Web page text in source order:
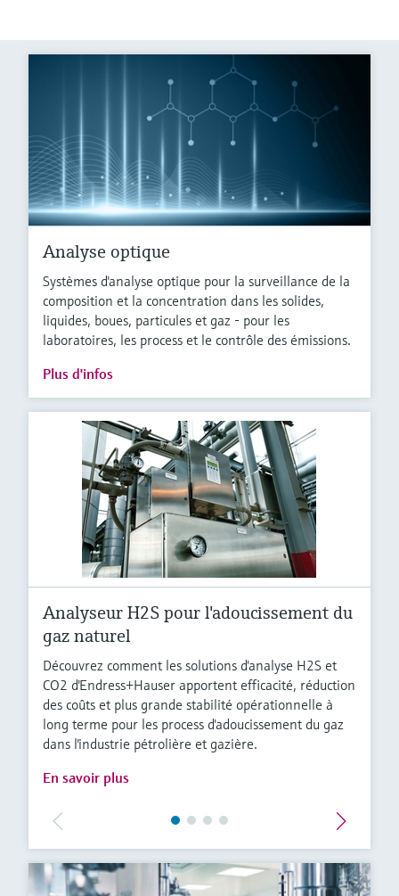
Analyse optique
Systèmes d'analyse optique pour la surveillance de la
composition et la concentration dans les solides,
liquides, boues, particules et gaz - pour les
laboratoires, les process et le contrôle des émissions.
Plus d'infos
Analyseur H2S pour l'adoucissement du
gaz naturel
Découvrez comment les solutions d'analyse H2S et
CO2 d'Endress+Hauser apportent efficacité, réduction
des coûts et plus grande stabilité opérationnelle à
long terme pour les process d'adoucissement du gaz
dans l'industrie pétrolière et gazière.
En savoir plus